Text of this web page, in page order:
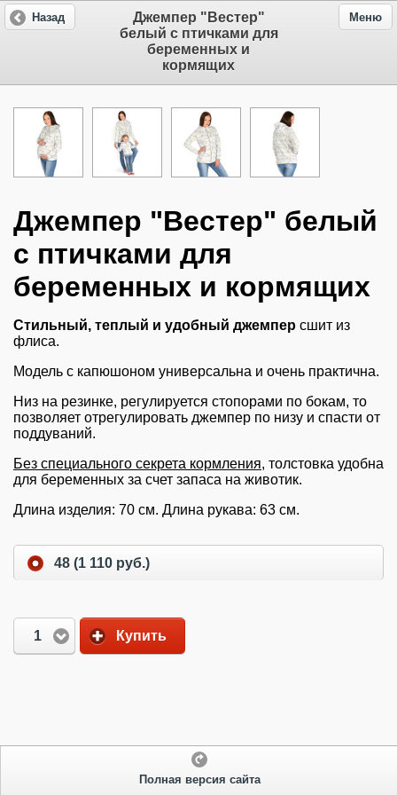
Джемпер "Вестер"
белый с птичками для
беременных и
кормящих
Назад Меню
Джемпер "Вестер" белый
с птичками для
беременных и кормящих
Стильный, теплый и удобный джемпер сшит из
флиса.
Модель с капюшоном универсальна и очень практична.
Низ на резинке, регулируется стопорами по бокам, то
позволяет отрегулировать джемпер по низу и спасти от
поддуваний.
Без специального секрета кормления, толстовка удобна
для беременных за счет запаса на животик.
Длина изделия: 70 см. Длина рукава: 63 см.
48 (1 110 руб.)
1 Купить
Полная версия сайта